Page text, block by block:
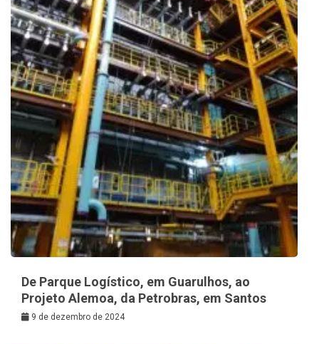
De Parque Logístico, em Guarulhos, ao
Projeto Alemoa, da Petrobras, em Santos
9 de dezembro de 2024